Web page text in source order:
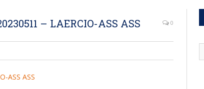
– LAERCIO-ASS ASS 0
ASS ASS